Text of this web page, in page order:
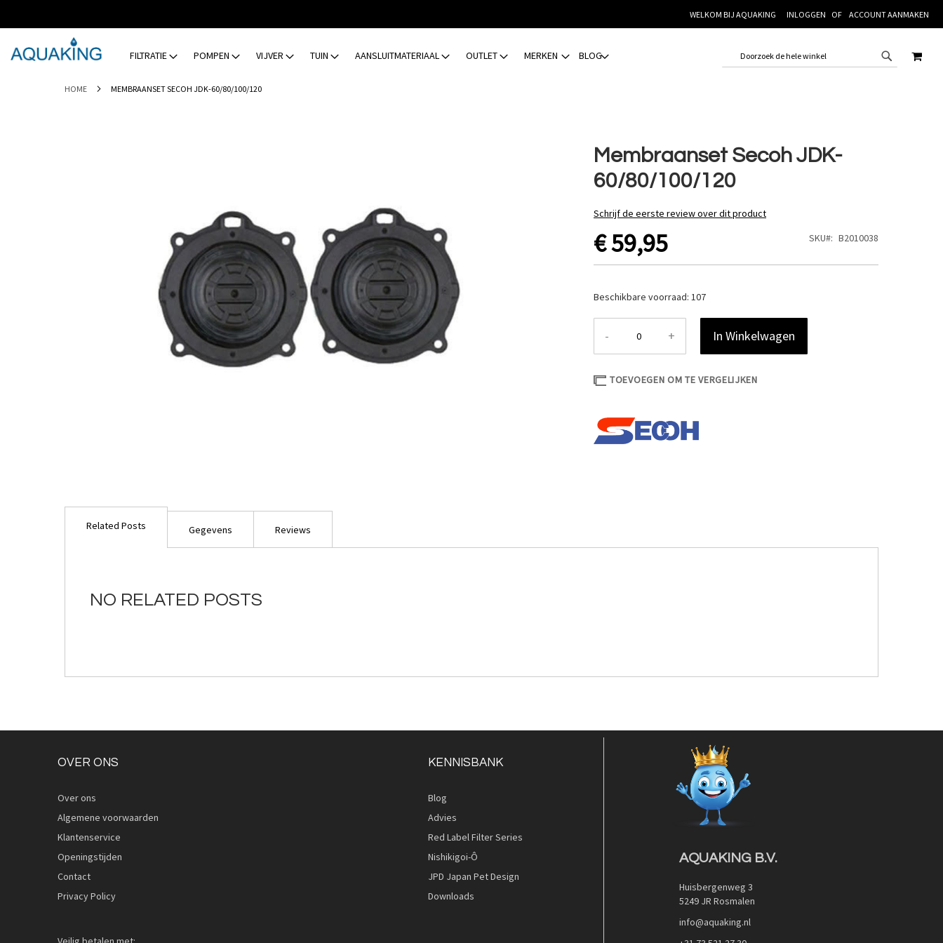
NAAR
INHOUD
WELKOM BIJ AQUAKING INLOGGEN ACCOUNT AANMAKEN
FILTRATIE POMPEN VIJVER TUIN AANSLUITMATERIAAL OUTLET MERKEN BLOG
HOME MEMBRAANSET SECOH JDK-60/80/100/120
Membraanset Secoh JDK-
60/80/100/120
Schrijf de eerste review over dit product
€ 59,95 SKU B2010038
Beschikbare voorraad: 107
- + In Winkelwagen
TOEVOEGEN OM TE VERGELIJKEN
gallerij
Related Posts
NO RELATED POSTS
Gegevens Reviews
OVER ONS
Over ons
Algemene voorwaarden
Klantenservice
Openingstijden
Contact
Privacy Policy
KENNISBANK
Blog
Advies
Red Label Filter Series
Nishikigoi-Ô
JPD Japan Pet Design
Downloads
AQUAKING B.V.
Huisbergenweg 3
5249 JR Rosmalen
info@aquaking.nl